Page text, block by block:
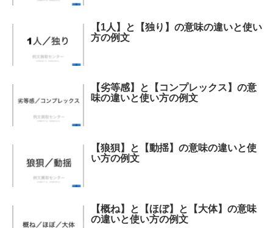
【1人】と【独り】の意味の違いと使い
方の例文
【劣等感】と【コンプレックス】の意
味の違いと使い方の例文
【狼狽】と【動揺】の意味の違いと使
い方の例文
【概ね】と【ほぼ】と【大体】の意味
の違いと使い方の例文